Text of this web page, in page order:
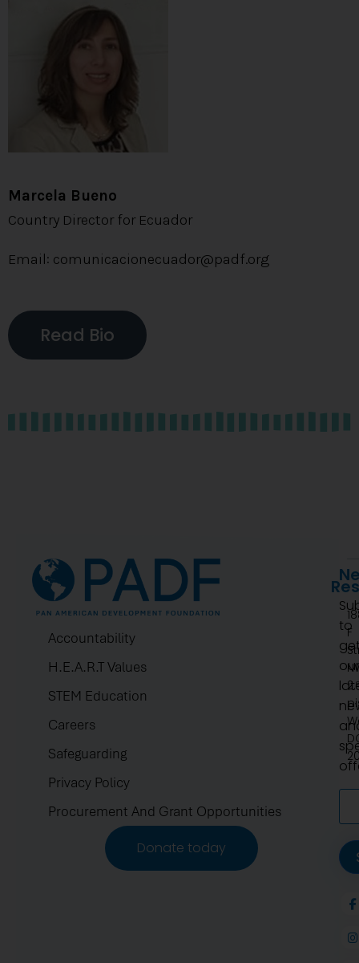
Marcela Bueno
Country Director for Ecuador
Email: comunicacionecuador@padf.org
Read Bio
Accountability
H.E.A.R.T Values
STEM Education
Careers
Safeguarding
Privacy Policy
Procurement And Grant Opportunities
Donate today
F
to